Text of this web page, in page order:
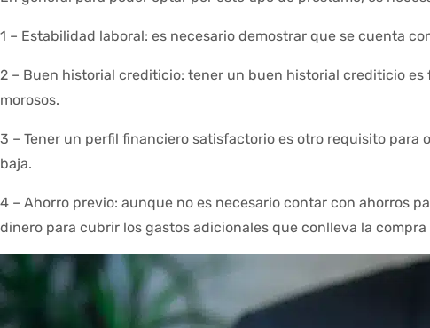
1 – Estabilidad laboral: es necesario demostrar que se cuenta
2 – Buen historial crediticio: tener un buen historial crediticio
morosos.
3 – Tener un perfil financiero satisfactorio es otro requisito
baja.
4 – Ahorro previo: aunque no es necesario contar con ahorros
dinero para cubrir los gastos adicionales que conlleva la